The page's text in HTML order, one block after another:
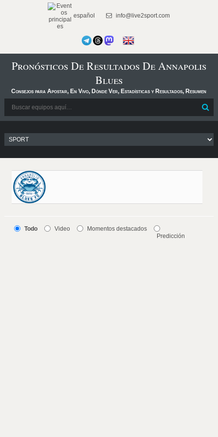
español info@live2sport.com
Pronósticos De Resultados De Annapolis
Blues
Consejos para Apostar, En Vivo, Dónde Ver, Estadísticas y Resultados, Resumen
Todo Video
Momentos destacados
Predicción